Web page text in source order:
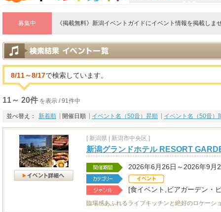
募集中 《掲載無料》新潟イベントガイドにイベント情報を掲載しま
8/11～8/17で検索しています。
11～ 20件 を表示 / 91件中
並べ替え： 新着順 開催日順 イベント名（50音）昇順 イベント名（50音）
[ 新潟県 新潟市中央区 ]
新潟グランドホテル RESORT
2026年6月26日～2026年9月
[食イベント,ビアガーデン・
臨場感あふれるライブキッチンと絶好のロケーシ